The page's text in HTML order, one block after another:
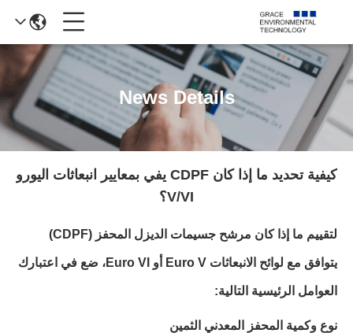
News Details
كيفية تحديد ما إذا كان CDPF يفي بمعايير انبعاثات اليورو
V/VI؟
لتقييم ما إذا كان مرشح جسيمات الديزل المحفز (CDPF)
يتوافق مع لوائح الانبعاثات Euro V أو Euro VI، ضع في اعتبارك
العوامل الرئيسية التالية:
نوع وكمية المحفز المعدني الثمين